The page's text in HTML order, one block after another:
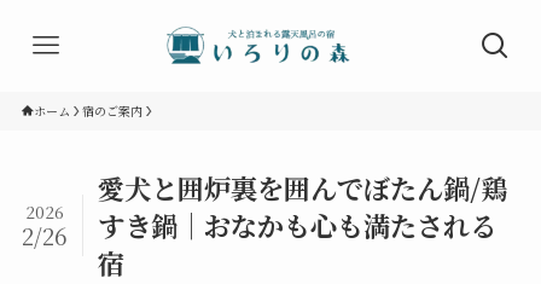
ホーム 宿のご案内
愛犬と囲炉裏を囲んでぼたん鍋/鶏
すき鍋｜おなかも心も満たされる
宿
2026
2/26